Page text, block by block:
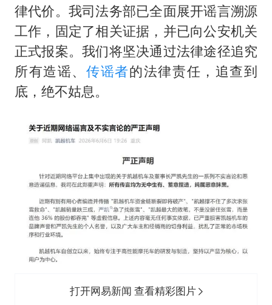
律代价。我司法务部已全面展开谣言溯源
工作，固定了相关证据，并已向公安机关
正式报案。我们将坚决通过法律途径追究
所有造谣、传谣者的法律责任，追查到
底，绝不姑息。
打开网易新闻 查看精彩图片